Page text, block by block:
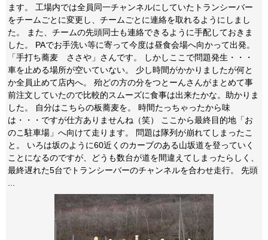
ます。 工場内では全員同一チャンネルにしていたトランシーバー
をチームごとに変更し、チームごとに連絡を取れるようにしまし
た。 また、チームの先頭同士も連絡できるように手配しておきま
した。 PAでお手洗い等に寄って今度は昼食会場へ向かって出発。
「手打ち蕎麦 ささや」さんです。 しかしここで問題発生・・・
車を止める場所が空いていない。 少し時間がかかりましたが何と
か全員止めて店内へ。 殆どの方の分をつとーんさんがまとめて事
前注文していたので比較的スムーズに食事は出来たかな。助かりま
した。 自分はこちらの板蕎麦を。 時間たっちゃったから味
は・・・ですが仕方ありませんね（笑） ここから最終目的地「お
のこ駐車場」へ向けて走ります。 問題は隊列が崩れてしまったこ
と。 いろは坂のように60近くのカーブのある山坂道を登っていく
ことになるのですが、どうも数台が道を間違えてしまったらしく、
最終遅れた5台でトランシーバーのチャンネルを合わせ走行。 先頭